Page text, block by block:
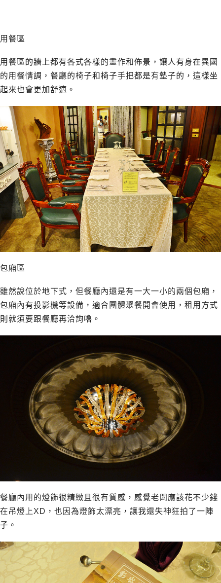
用餐區
用餐區的牆上都有各式各樣的畫作和佈景，讓人有身在異國
的用餐情調，餐廳的椅子和椅子手把都是有墊子的，這樣坐
起來也會更加舒適。
包廂區
雖然說位於地下式，但餐廳內還是有一大一小的兩個包廂，
包廂內有投影機等設備，適合團體聚餐開會使用，租用方式
則就須要跟餐廳再洽詢嚕。
餐廳內用的燈飾很精緻且很有質感，感覺老闆應該花不少錢
在吊燈上XD，也因為燈飾太漂亮，讓我還失神狂拍了一陣
子。